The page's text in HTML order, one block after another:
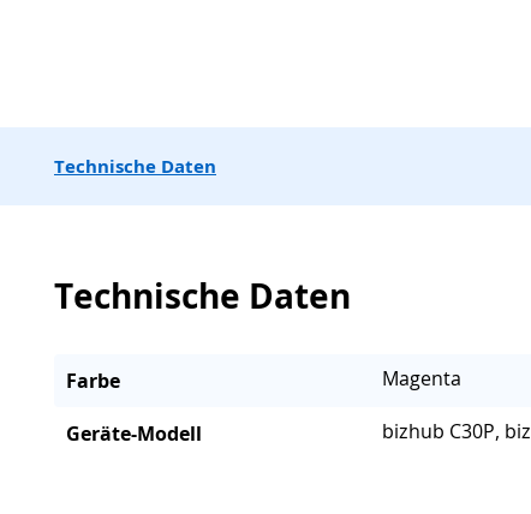
Technische Daten
Technische Daten
Farbe Magenta
Geräte-Modell bizhub C30P,